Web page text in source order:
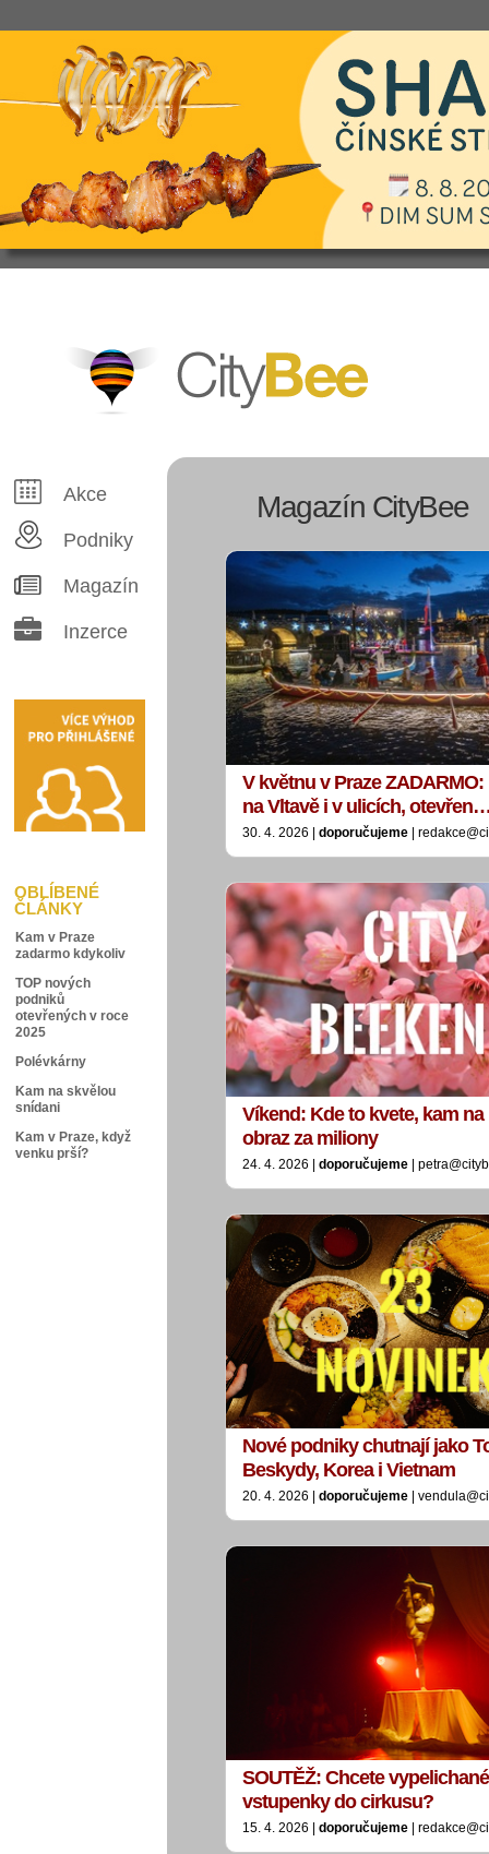
CityBee
Akce
Podniky
Magazín
Inzerce
OBLÍBENÉ
ČLÁNKY
Kam v Praze
zadarmo kdykoliv
TOP nových
podniků
otevřených v roce
2025
Polévkárny
Kam na skvělou
snídani
Kam v Praze, když
venku prší?
Magazín CityBee
V květnu v Praze
na Vltavě i v ulicích,
30. 4. 2026 | doporučujeme |
Víkend: Kde to kvete, kam
obraz za miliony
24. 4. 2026 | doporučujeme |
Nové podniky chutnají jako
Beskydy, Korea i Vietnam
20. 4. 2026 | doporučujeme |
SOUTĚŽ: Chcete
vstupenky do cirkusu?
15. 4. 2026 | doporučujeme |